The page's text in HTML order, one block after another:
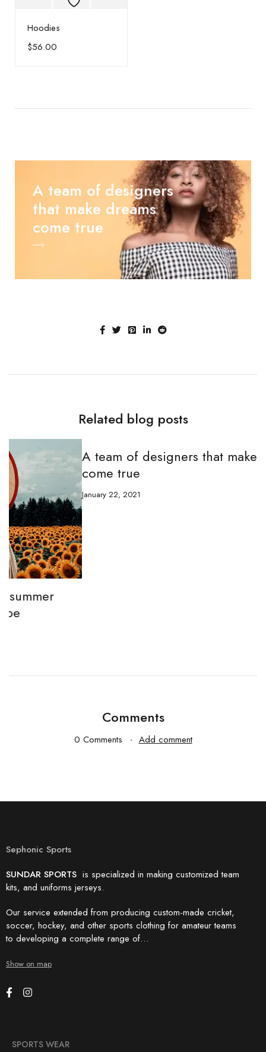
Hoodies
$56.00
A team of designers
that make dreams
come true
Related blog posts
A team of designers that make dreams
come true
January 22, 2021
Comments
0 Comments Add comment
Sephonic Sports
SUNDAR SPORTS is specialized in making customized team
kits, and uniforms jerseys.
Our service extended from producing custom-made cricket,
soccer, hockey, and other sports clothing for amateur teams
to developing a complete range of…
Show on map
SPORTS WEAR